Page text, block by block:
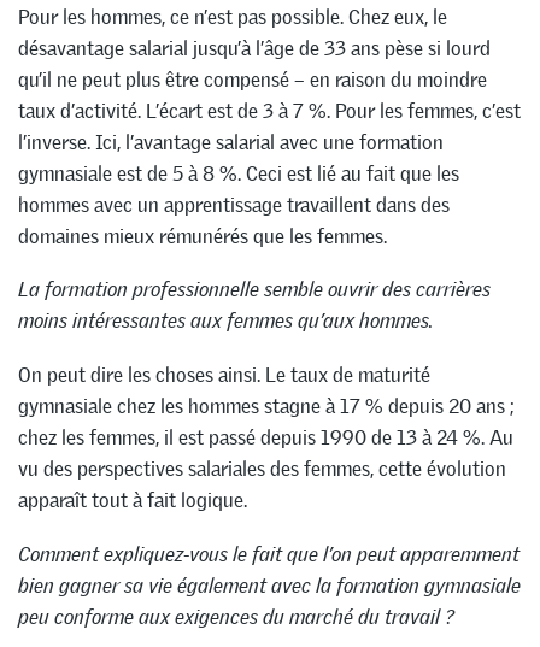
Pour les hommes, ce n’est pas possible. Chez eux, le
désavantage salarial jusqu’à l’âge de 33 ans pèse si lourd
qu’il ne peut plus être compensé – en raison du moindre
taux d’activité. L’écart est de 3 à 7 %. Pour les femmes, c’est
l’inverse. Ici, l’avantage salarial avec une formation
gymnasiale est de 5 à 8 %. Ceci est lié au fait que les
hommes avec un apprentissage travaillent dans des
domaines mieux rémunérés que les femmes.
La formation professionnelle semble ouvrir des carrières
moins intéressantes aux femmes qu’aux hommes.
On peut dire les choses ainsi. Le taux de maturité
gymnasiale chez les hommes stagne à 17 % depuis 20 ans ;
chez les femmes, il est passé depuis 1990 de 13 à 24 %. Au
vu des perspectives salariales des femmes, cette évolution
apparaît tout à fait logique.
Comment expliquez-vous le fait que l’on peut apparemment
bien gagner sa vie également avec la formation gymnasiale
peu conforme aux exigences du marché du travail ?